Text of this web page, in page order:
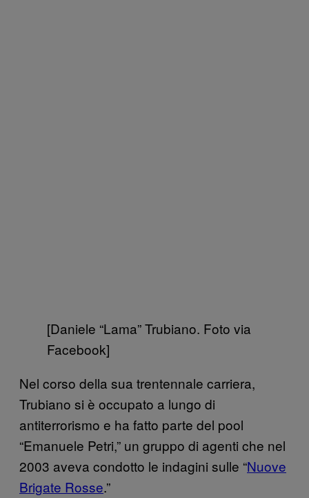
[Daniele “Lama” Trubiano. Foto via
Facebook]
Nel corso della sua trentennale carriera,
Trubiano si è occupato a lungo di
antiterrorismo e ha fatto parte del pool
“Emanuele Petri,” un gruppo di agenti che nel
2003 aveva condotto le indagini sulle “Nuove
Brigate Rosse.”